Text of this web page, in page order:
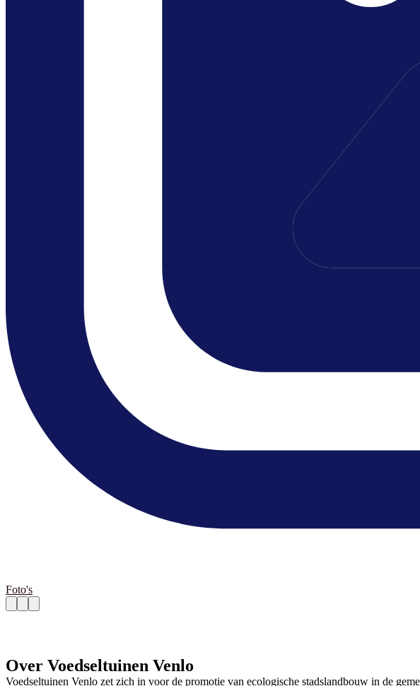
Foto's
Over Voedseltuinen Venlo
Voedseltuinen Venlo zet zich in voor de promotie van ecologische stadslandbouw in de